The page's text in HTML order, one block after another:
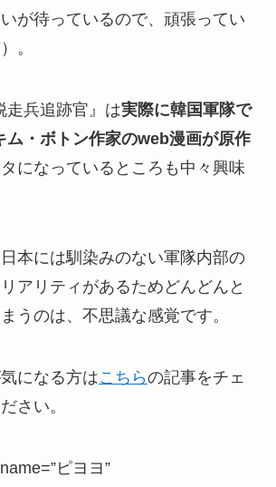
が待っているので、頑張ってい
。
走兵追跡官』は実際に韓国軍隊で
ム・ボトン作家のweb漫画が原作
になっているところも中々興味
本には馴染みのない軍隊内部の
アリティがあるためどんどんと
うのは、不思議な感覚です。
になる方はこちらの記事をチェ
さい。
ピヨヨ”